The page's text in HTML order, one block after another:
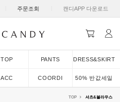
주문조회 캔디APP 다운로드
TOP PANTS DRESS&SKIRT
ACC COORDI 50% 반값세일
TOP 셔츠&블라우스